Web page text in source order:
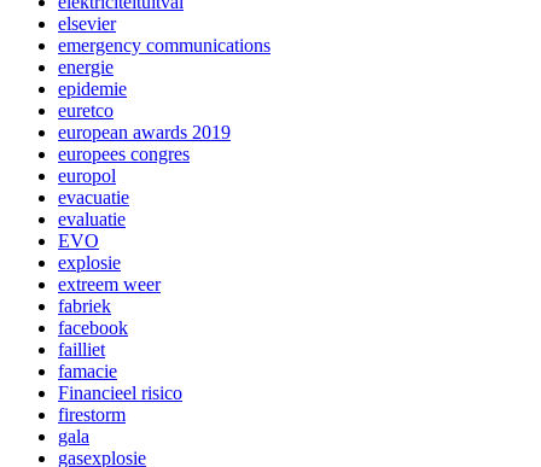
elsevier
emergency communications
energie
epidemie
euretco
european awards 2019
europees congres
europol
evacuatie
evaluatie
EVO
explosie
extreem weer
fabriek
facebook
failliet
famacie
Financieel risico
firestorm
gala
gasexplosie